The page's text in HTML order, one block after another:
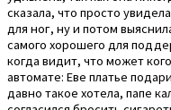
сказала, что просто
для ног, ну и потом
самого хорошего для
когда видит, что может
автомате: Еве платье
давно такое хотела, папе